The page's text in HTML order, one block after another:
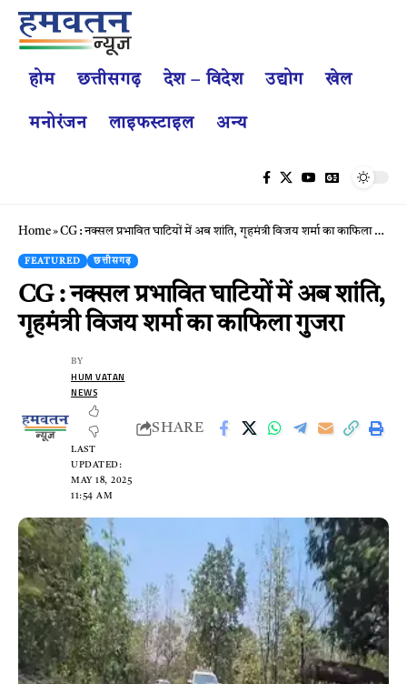
होम छत्तीसगढ़ देश – विदेश उद्योग खेल
मनोरंजन लाइफस्टाइल अन्य
Home»CG : नक्सल प्रभावित घाटियों में अब शांति, गृहमंत्री विजय शर्मा का काफिला गुजरा
FEATURED छत्तीसगढ़
CG : नक्सल प्रभावित घाटियों में अब शांति,
गृहमंत्री विजय शर्मा का काफिला गुजरा
LAST
UPDATED:
MAY 18, 2025
11:54 AM
BY
HUM VATAN
NEWS
SHARE